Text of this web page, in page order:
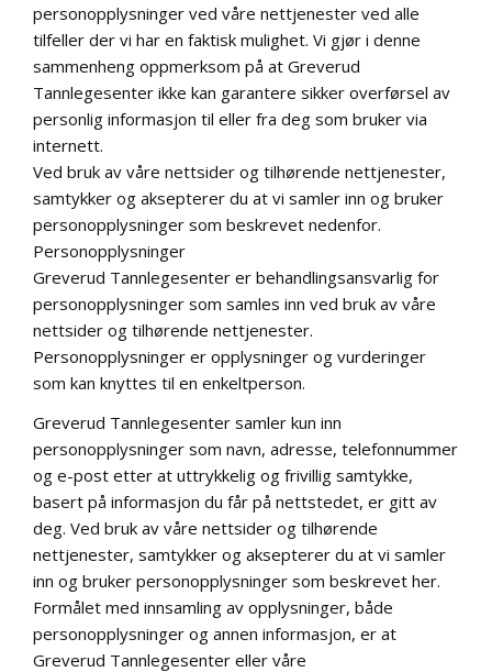
personopplysninger ved våre nettjenester ved alle
tilfeller der vi har en faktisk mulighet. Vi gjør i denne
sammenheng oppmerksom på at Greverud
Tannlegesenter ikke kan garantere sikker overførsel av
personlig informasjon til eller fra deg som bruker via
internett.
Ved bruk av våre nettsider og tilhørende nettjenester,
samtykker og aksepterer du at vi samler inn og bruker
personopplysninger som beskrevet nedenfor.
Personopplysninger
Greverud Tannlegesenter er behandlingsansvarlig for
personopplysninger som samles inn ved bruk av våre
nettsider og tilhørende nettjenester.
Personopplysninger er opplysninger og vurderinger
som kan knyttes til en enkeltperson.
Greverud Tannlegesenter samler kun inn
personopplysninger som navn, adresse, telefonnummer
og e-post etter at uttrykkelig og frivillig samtykke,
basert på informasjon du får på nettstedet, er gitt av
deg. Ved bruk av våre nettsider og tilhørende
nettjenester, samtykker og aksepterer du at vi samler
inn og bruker personopplysninger som beskrevet her.
Formålet med innsamling av opplysninger, både
personopplysninger og annen informasjon, er at
Greverud Tannlegesenter eller våre